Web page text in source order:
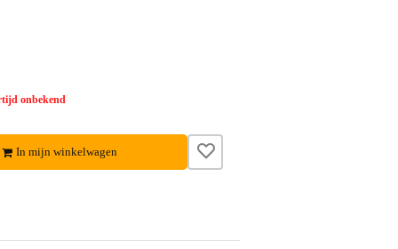
onbekend
In mijn winkelwagen